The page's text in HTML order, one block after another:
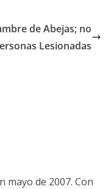
de Abejas; no
Lesionadas
mayo de 2007. Con